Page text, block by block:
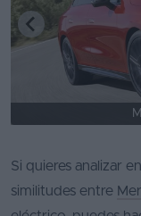
Si quieres analizar
similitudes entre